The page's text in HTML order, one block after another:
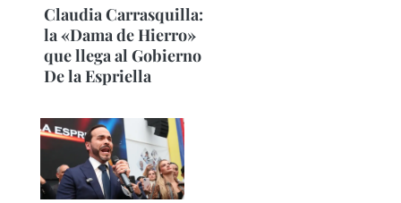
Claudia Carrasquilla:
la «Dama de Hierro»
que llega al Gobierno
De la Espriella